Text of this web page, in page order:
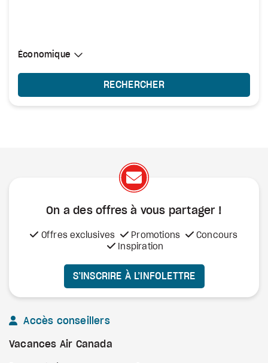
Sélectionner une cabine
Économique
Économique
RECHERCHER
On a des offres à vous partager !
Offres exclusives Promotions
Concours
Inspiration
S’INSCRIRE À L’INFOLETTRE
Accès conseillers
Vacances Air Canada